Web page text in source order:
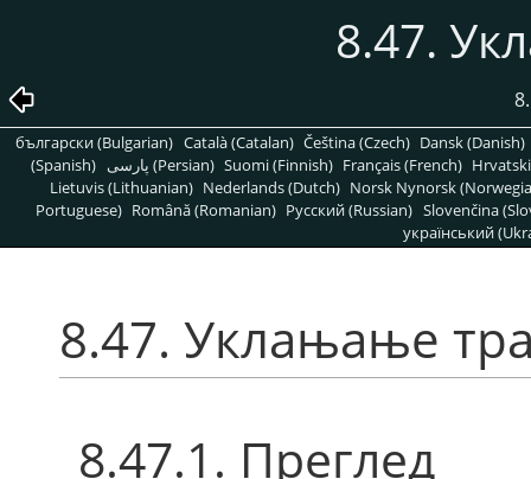
8.47.
български (Bulgarian) Català (Catalan) Čeština (Czech) Dansk (Danish)
(Spanish)
پارسی (Persian) Suomi (Finnish) Français (French)
Lietuvis (Lithuanian) Nederlands (Dutch) Norsk Nynorsk
Portuguese) Română (Romanian) Pусский (Russian) Slovenčina
український
8.47. Уклањање
8.47.1. Преглед